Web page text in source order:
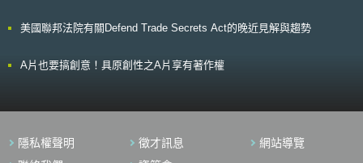
會之權利、提供全民高品質之健康照護。
太空科技到生技研發等。
美國聯邦法院有關Defend Trade Secrets Act的晚近見解與趨勢
A片也要搞創意！具原創性之A片享有著作權
隱私權聲明 徵才訊息
網站導覽